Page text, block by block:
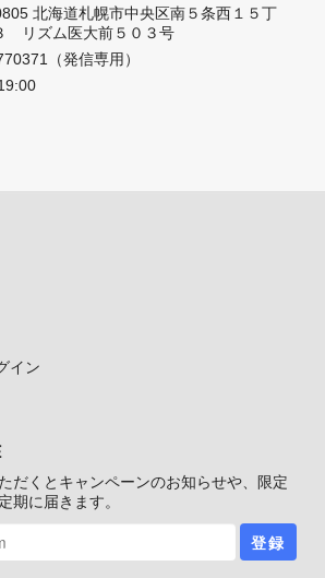
北海道札幌市中央区南５条西１５丁
リズム医大前５０３号
（発信専用）
イン
だくとキャンペーンのお知らせや、限定
期に届きます。
登録